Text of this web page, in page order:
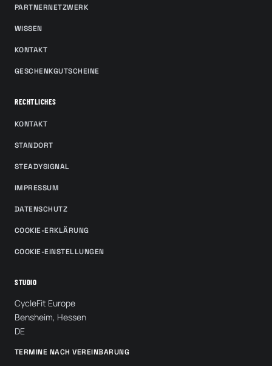
PARTNERNETZWERK
WISSEN
KONTAKT
GESCHENKGUTSCHEINE
RECHTLICHES
KONTAKT
STANDORT
STEADYSIGNAL
IMPRESSUM
DATENSCHUTZ
COOKIE-ERKLÄRUNG
COOKIE-EINSTELLUNGEN
STUDIO
CycleFit Europe
Bensheim, Hessen
DE
TERMINE NACH VEREINBARUNG